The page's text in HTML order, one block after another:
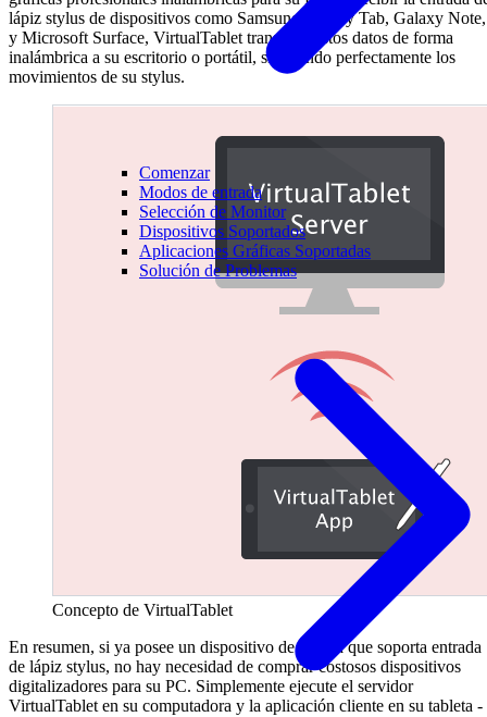
Comenzar
Modos de entrada
Selección de Monitor
Dispositivos Soportados
Aplicaciones Gráficas Soportadas
Solución de Problemas
lápiz stylus de dispositivos como Samsung Galaxy Tab, Galaxy Note,
y Microsoft Surface, VirtualTablet transfiere estos datos de forma
inalámbrica a su escritorio o portátil, simulando perfectamente los
movimientos de su stylus.
Concepto de VirtualTablet
En resumen, si ya posee un dispositivo de tableta que soporta entrada
de lápiz stylus, no hay necesidad de comprar costosos dispositivos
digitalizadores para su PC. Simplemente ejecute el servidor
VirtualTablet en su computadora y la aplicación cliente en su tableta -